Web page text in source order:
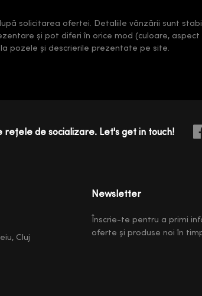
solicitarea ofertei. Detaliile vânzării sunt
și pot diferi în orice mod (culoare, aspect
pozele și descrierile prezentate pe site.
rețele de socializare. Let's get in touch!
Cluj
Newsletter
Înscrie-te pentru a primi
oferte și produse noi în